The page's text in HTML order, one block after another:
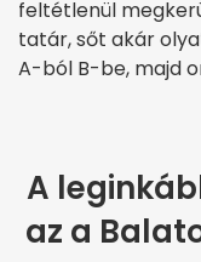
feltétlenül
tatár, sőt akár
A-ból B-be, majd
A
az a